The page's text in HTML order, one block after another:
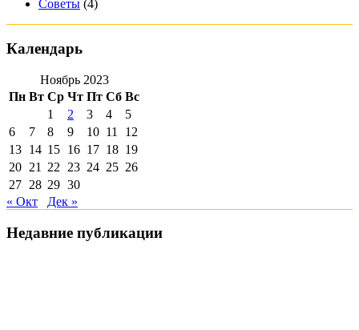
Советы (4)
Календарь
Ноябрь 2023
Пн Вт Ср Чт Пт Сб Вс
1
2 3 4
5
6
7 8 9 10 11
12
13 14 15 16 17 18 19
20 21 22 23 24 25 26
27 28 29 30
« Окт
Дек »
Недавние публикации